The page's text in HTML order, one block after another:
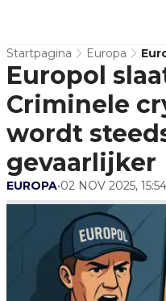
Startpagina Europa
Europol
Criminele
wordt
gevaarlijker
EUROPA•02 NOV 2025, 15:54